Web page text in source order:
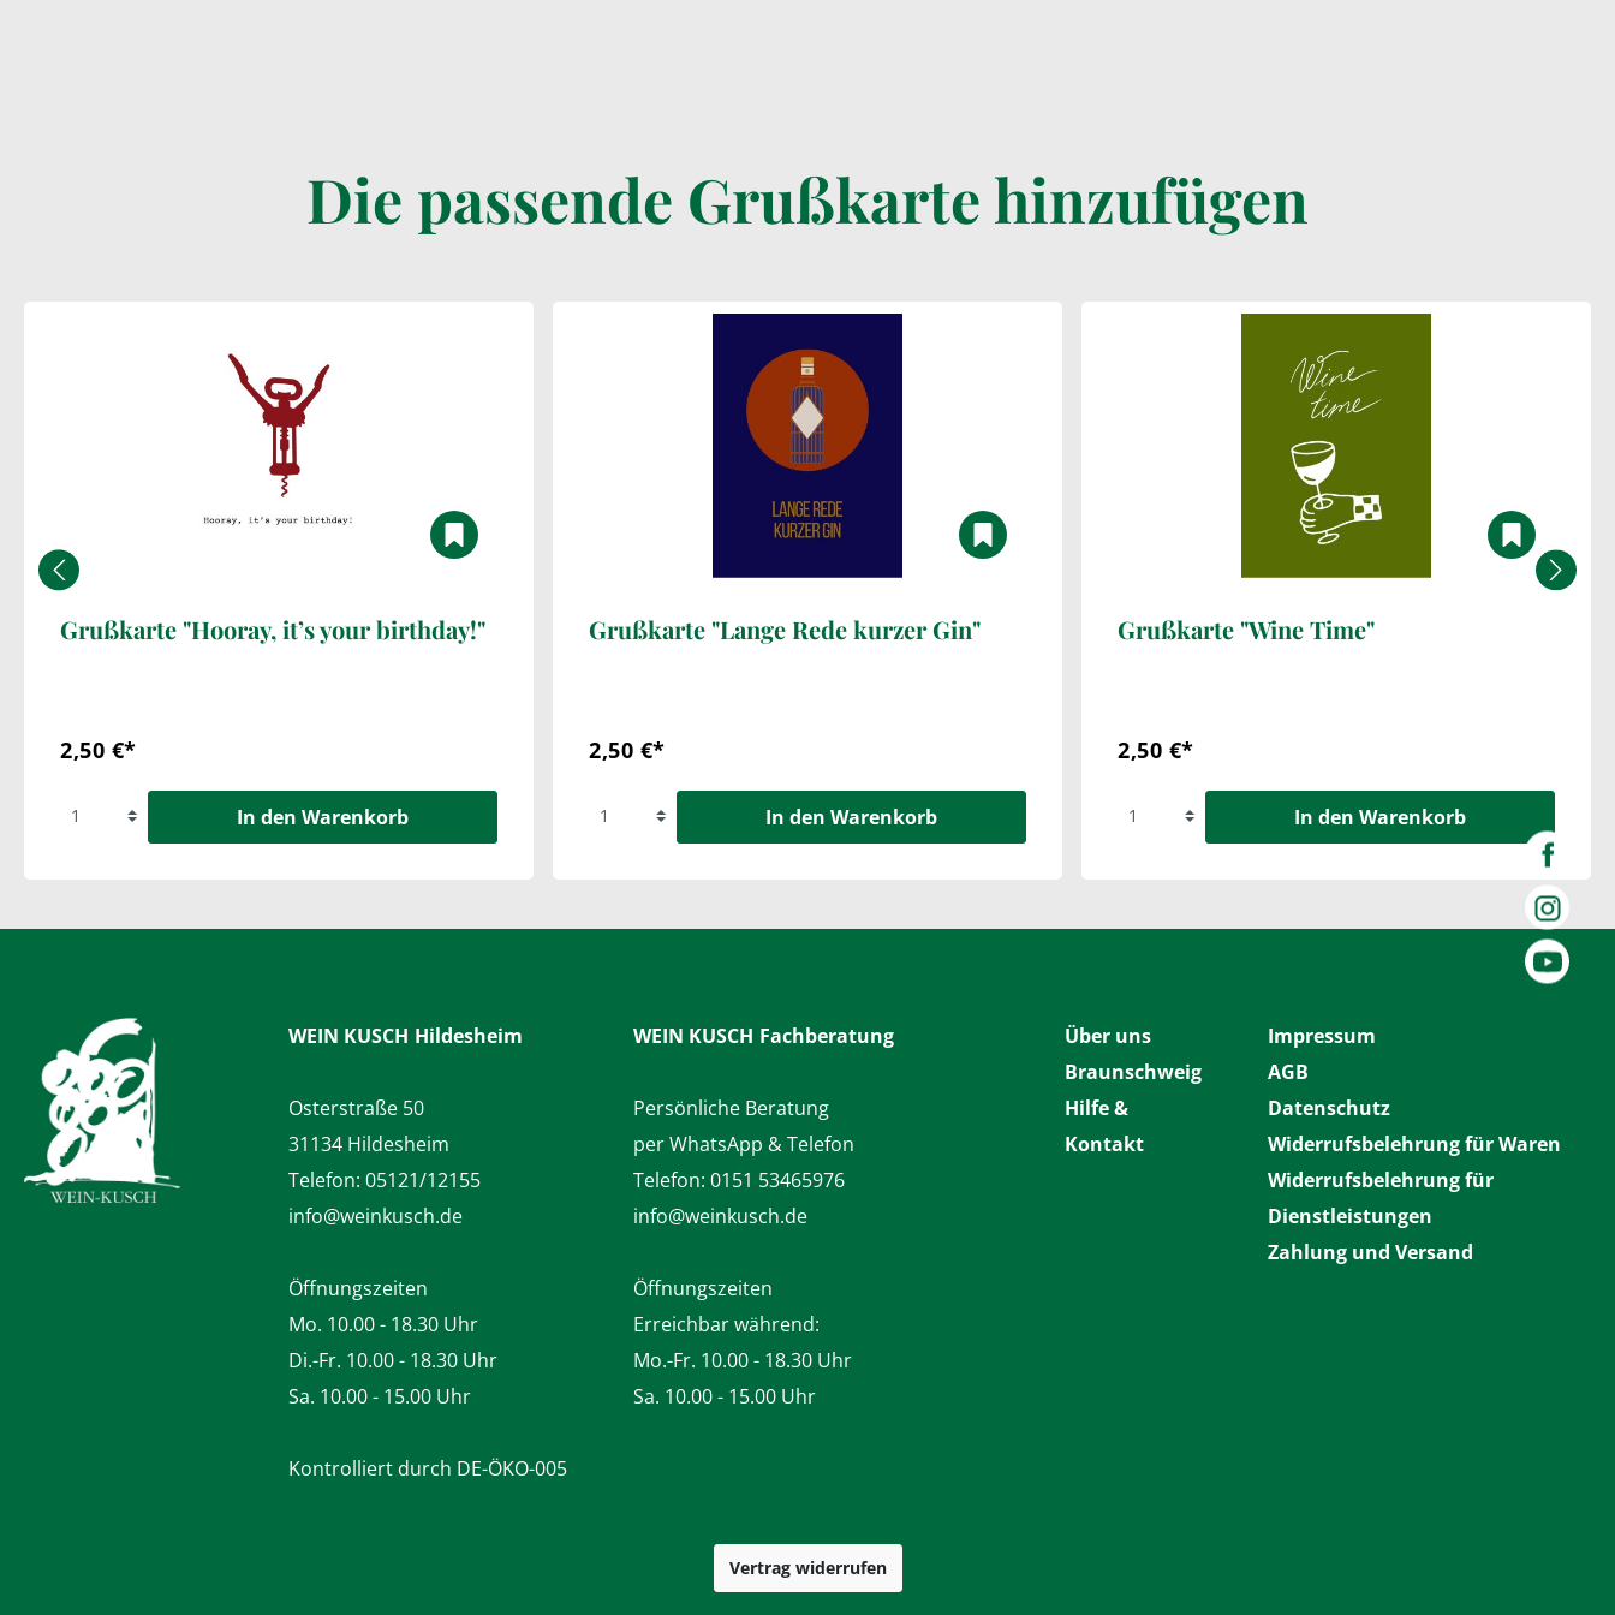
Die passende Grußkarte hinzufügen
Grußkarte "Hooray, it’s your birthday!"
2,50 €*
In den Warenkorb
Grußkarte "Lange Rede kurzer Gin"
2,50 €*
In den Warenkorb
Grußkarte "Wine Time"
2,50 €*
In den Warenkorb
WEIN KUSCH Hildesheim
Osterstraße 50
31134 Hildesheim
Telefon: 05121/12155
info@weinkusch.de
Öffnungszeiten
Mo. 10.00 - 18.30 Uhr
Di.-Fr. 10.00 - 18.30 Uhr
Sa. 10.00 - 15.00 Uhr
Kontrolliert durch DE-ÖKO-005
WEIN KUSCH Fachberatung
Persönliche Beratung
per WhatsApp & Telefon
Telefon: 0151 53465976
info@weinkusch.de
Öffnungszeiten
Erreichbar während:
Mo.-Fr. 10.00 - 18.30 Uhr
Sa. 10.00 - 15.00 Uhr
Über uns
Braunschweig
Hilfe &
Kontakt
Impressum
AGB
Datenschutz
Widerrufsbelehrung für Waren
Widerrufsbelehrung für
Dienstleistungen
Zahlung und Versand
Vertrag widerrufen